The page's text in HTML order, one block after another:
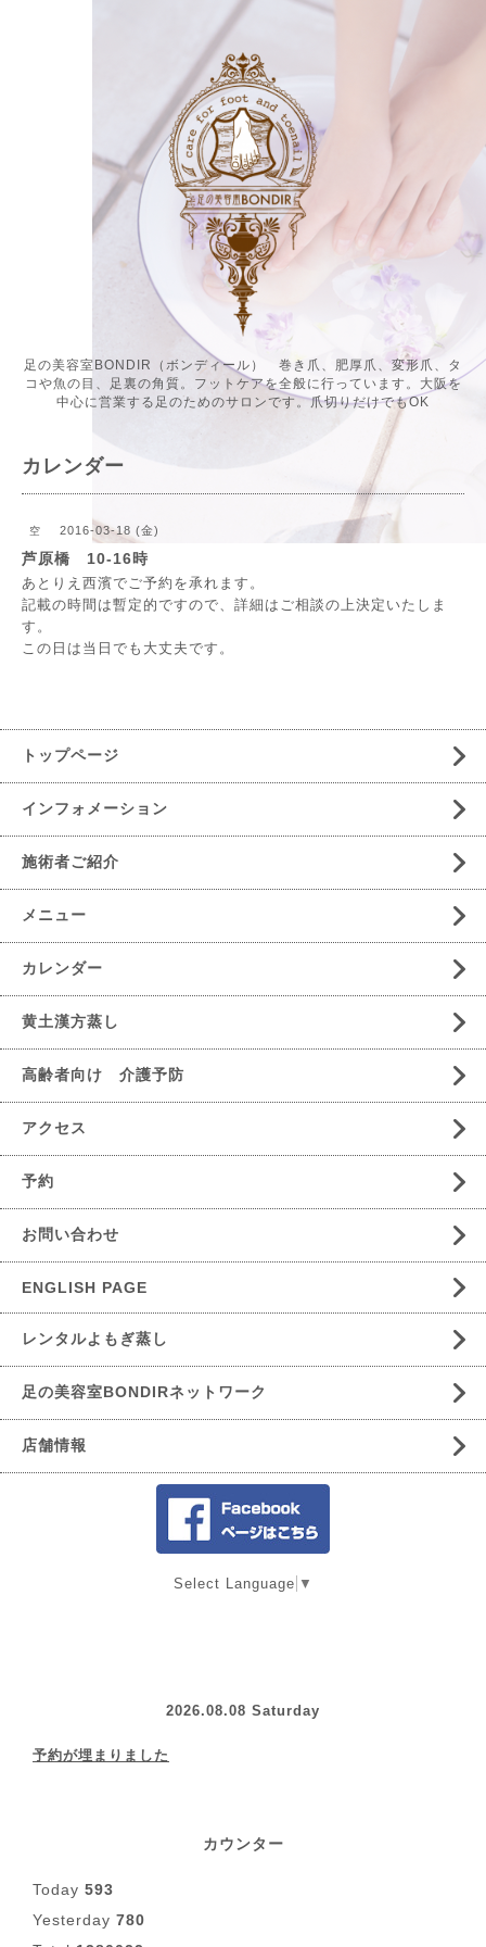
足の美容室BONDIR（ボンディール） 巻き爪、肥厚爪、変形爪、タ
コや魚の目、足裏の角質。フットケアを全般に行っています。大阪を
中心に営業する足のためのサロンです。爪切りだけでもOK
カレンダー
空 2016-03-18 (金)
芦原橋 10-16時
あとりえ西濱でご予約を承れます。
記載の時間は暫定的ですので、詳細はご相談の上決定いたしま
す。
この日は当日でも大丈夫です。
トップページ
インフォメーション
施術者ご紹介
メニュー
カレンダー
黄土漢方蒸し
高齢者向け 介護予防
アクセス
予約
お問い合わせ
ENGLISH PAGE
レンタルよもぎ蒸し
足の美容室BONDIRネットワーク
店舗情報
Select Language ▼
2026.08.08 Saturday
予約が埋まりました
カウンター
Today 593
Yesterday 780